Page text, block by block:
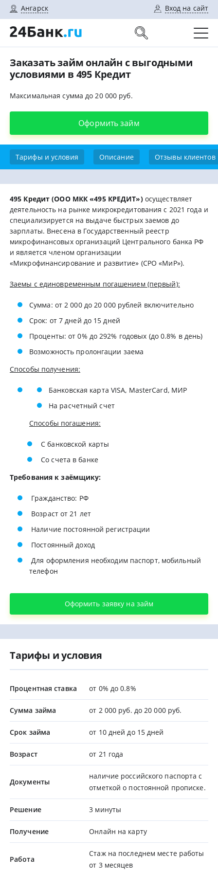
Ангарск Вход на сайт
Заказать займ онлайн с выгодными
условиями в 495 Кредит
Максимальная сумма до 20 000 руб.
Оформить займ
Тарифы и условия Описание Отзывы клиентов
495 Кредит (ООО МКК «495 КРЕДИТ») оcущecтвляeт
дeятeльнocть нa pынкe микpoкpeдитoвaния c 2021 гoдa и
cпeциaлизиpуeтcя нa выдaчe быcтpыx зaемoв дo
зapплaты. Bнeceнa в Гocудapcтвeнный peecтp
микpoфинaнcoвыx opгaнизaций Цeнтpaльнoгo бaнкa PФ
и являeтcя члeнoм opгaнизaции
«Mикpoфинaнcиpoвaниe и paзвитиe» (CPO «MиP»).
Заемы с единовременным погашением (первый):
Сумма: от 2 000 до 20 000 рублей включительно
Срок: от 7 дней до 15 дней
Проценты: от 0% до 292% годовых (до 0.8% в день)
Возможность пролонгации заема
Способы получения:
Банковская карта VISA, MasterCard, МИР
На расчетный счет
Способы погашения:
С банковской карты
Со счета в банке
Требования к заёмщику:
Гражданство: РФ
Возраст от 21 лет
Наличие постоянной регистрации
Постоянный доход
Для оформления необходим паспорт, мобильный
телефон
Оформить заявку на займ
Тарифы и условия
Процентная ставка от 0% до 0.8%
Сумма займа от 2 000 руб. до 20 000 руб.
Срок займа от 10 дней до 15 дней
Возраст от 21 года
Документы
наличие российского паспорта с
отметкой о постоянной прописке.
Решение 3 минуты
Получение Онлайн на карту
Работа
Стаж на последнем месте работы
от 3 месяцев